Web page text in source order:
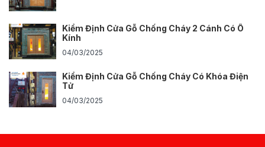
Kiểm Định Cửa Gỗ Chống Cháy 2 Cánh Có Ô
Kính
04/03/2025
Kiểm Định Cửa Gỗ Chống Cháy Có Khóa Điện
Tử
04/03/2025